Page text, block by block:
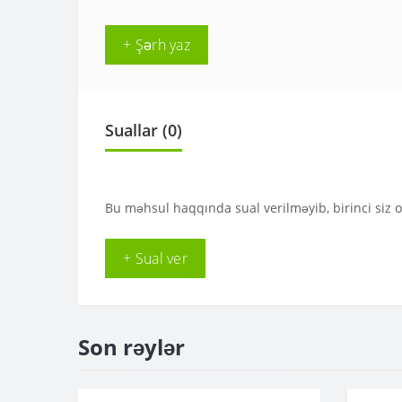
+ Şərh yaz
Suallar (0)
Bu məhsul haqqında sual verilməyib, birinci siz
+ Sual ver
Son rəylər